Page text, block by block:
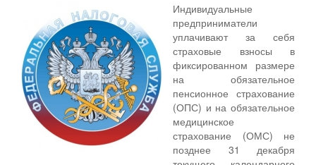
Индивидуальные
предприниматели
уплачивают за себя
страховые взносы в
фиксированном размере
на обязательное
пенсионное страхование
(ОПС) и на обязательное
медицинское
страхование (ОМС) не
позднее 31 декабря